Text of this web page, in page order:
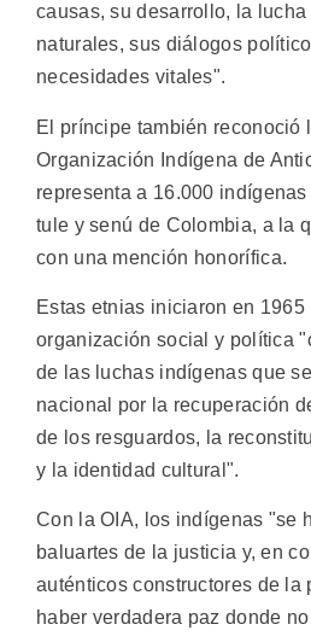
causas, su desarrollo, la
naturales, sus diálogos
necesidades vitales".
El príncipe también reconoció
Organización Indígena de
representa a 16.000
tule y senú de Colombia, a la
con una mención honorífica.
Estas etnias iniciaron en 1965
organización social y política
de las luchas indígenas que
nacional por la recuperación
de los resguardos, la
y la identidad cultural".
Con la OIA, los indígenas "se
baluartes de la justicia y, en
auténticos constructores de la
haber verdadera paz donde